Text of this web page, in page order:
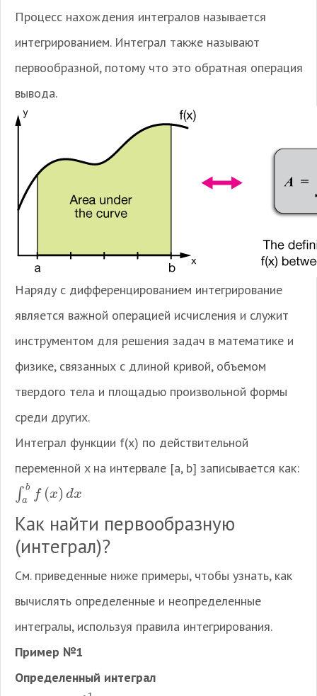
Процесс нахождения интегралов называется
интегрированием. Интеграл также называют
первообразной, потому что это обратная операция
вывода.
Наряду с дифференцированием интегрирование
является важной операцией исчисления и служит
инструментом для решения задач в математике и
физике, связанных с длиной кривой, объемом
твердого тела и площадью произвольной формы
среди других.
Интеграл функции f(x) по действительной
переменной x на интервале [a, b] записывается как:
∫ b
a
f (x) dx
ab (x)dx
Как найти первообразную
(интеграл)?
См. приведенные ниже примеры, чтобы узнать, как
вычислять определенные и неопределенные
интегралы, используя правила интегрирования.
Пример №1
Определенный интеграл